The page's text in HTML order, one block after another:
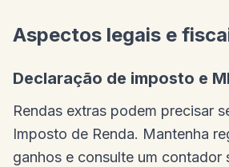
Aspectos legais e
Declaração de imposto e
Rendas extras podem precisar
Imposto de Renda. Mantenha
ganhos e consulte um contador